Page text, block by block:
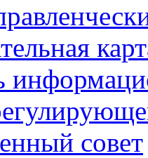
совет